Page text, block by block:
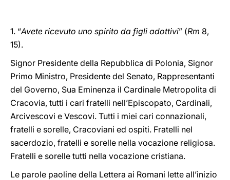
1. “Avete ricevuto uno spirito da figli adottivi” (Rm 8,
15).
Signor Presidente della Repubblica di Polonia, Signor
Primo Ministro, Presidente del Senato, Rappresentanti
del Governo, Sua Eminenza il Cardinale Metropolita di
Cracovia, tutti i cari fratelli nell’Episcopato, Cardinali,
Arcivescovi e Vescovi. Tutti i miei cari connazionali,
fratelli e sorelle, Cracoviani ed ospiti. Fratelli nel
sacerdozio, fratelli e sorelle nella vocazione religiosa.
Fratelli e sorelle tutti nella vocazione cristiana.
Le parole paoline della Lettera ai Romani lette all’inizio